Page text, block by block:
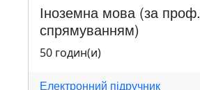
Іноземна мова (за проф.
спрямуванням)
50 годин(и)
Електронний підручник